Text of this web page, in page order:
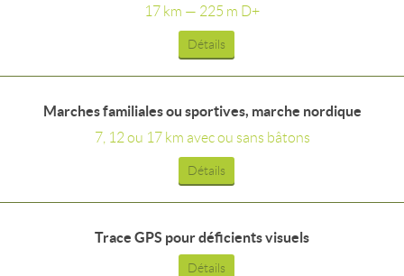
17 km — 225 m D+
Détails
Marches familiales ou sportives, marche nordique
7, 12 ou 17 km avec ou sans bâtons
Détails
Trace GPS pour déficients visuels
Détails